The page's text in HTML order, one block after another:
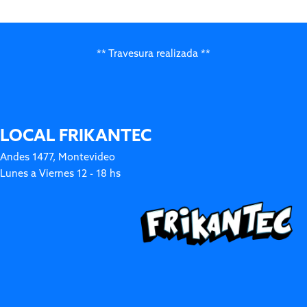
** Travesura realizada **
LOCAL FRIKANTEC
Andes 1477, Montevideo
Lunes a Viernes 12 - 18 hs